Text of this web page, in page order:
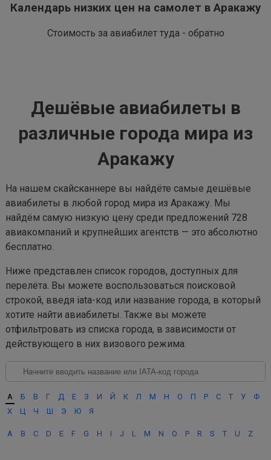
Календарь низких цен на самолет в Аракажу
Стоимость за авиабилет туда - обратно
Дешёвые авиабилеты в
различные города мира из
Аракажу
На нашем скайсканнере вы найдёте самые дешёвые
авиабилеты в любой город мира из Аракажу. Мы
найдём самую низкую цену среди предложений 728
авиакомпаний и крупнейших агентств — это абсолютно
бесплатно.
Ниже представлен список городов, доступных для
перелёта. Вы можете воспользоваться поисковой
строкой, введя iata-код или название города, в который
хотите найти авиабилеты. Также вы можете
отфильтровать из списка города, в зависимости от
действующего в них визового режима.
А Б В Г Д Е З И Й К Л М Н О П Р С Т У
Ф
Х
Ц Ч Ш Э Ю Я
A B C D E F G H I J L M N O P R S T U Z